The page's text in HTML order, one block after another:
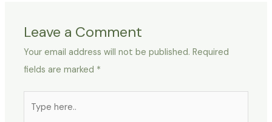
Leave a Comment
Your email address will not be published. Required
fields are marked *